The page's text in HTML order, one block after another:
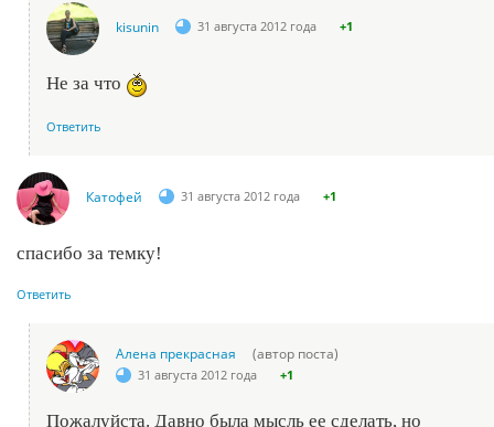
kisunin 31 августа 2012 года +1
Не за что
Ответить
Катофей 31 августа 2012 года +1
спасибо за темку!
Ответить
Алена прекрасная (автор поста)
31 августа 2012 года +1
Пожалуйста. Давно была мысль ее сделать, но